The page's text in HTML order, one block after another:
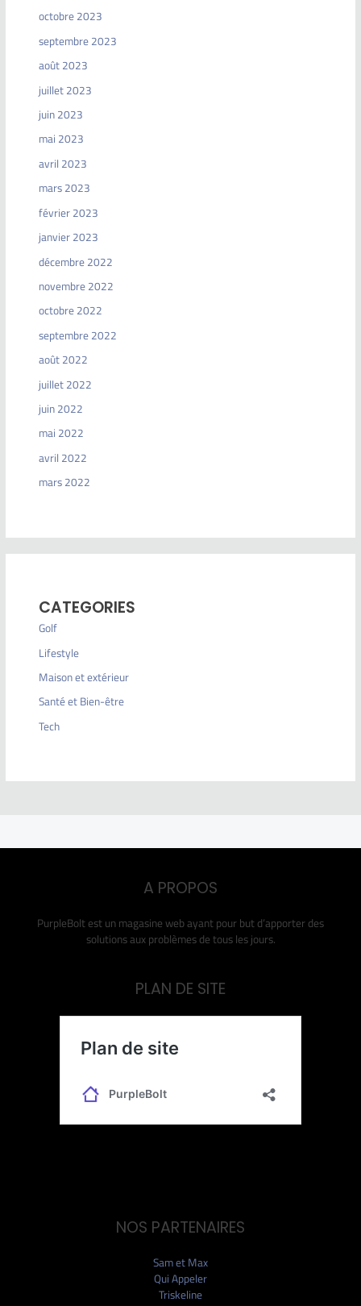
octobre 2023
septembre 2023
août 2023
juillet 2023
juin 2023
mai 2023
avril 2023
mars 2023
février 2023
janvier 2023
décembre 2022
novembre 2022
octobre 2022
septembre 2022
août 2022
juillet 2022
juin 2022
mai 2022
avril 2022
mars 2022
CATEGORIES
Golf
Lifestyle
Maison et extérieur
Santé et Bien-être
Tech
A PROPOS
PurpleBolt est un magasine web ayant pour but d’apporter des
solutions aux problèmes de tous les jours.
PLAN DE SITE
NOS PARTENAIRES
Sam et Max
Qui Appeler
Triskeline